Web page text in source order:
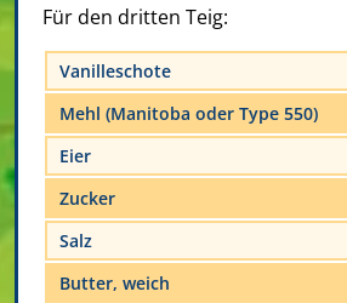
Für den dritten Teig:
Vanilleschote
Mehl (Manitoba oder Type 550)
Eier
Zucker
Salz
Butter, weich